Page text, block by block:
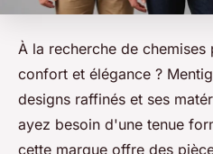
À la recherche de
confort et élégance ?
designs raffinés et ses
ayez besoin d'une tenue
cette marque offre des